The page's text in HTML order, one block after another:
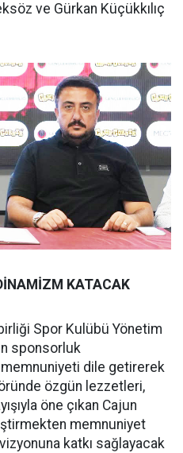
ve Gürkan Küçükkılıç
KATACAK
Spor Kulübü Yönetim
sponsorluk
memnuniyeti dile getirerek
özgün lezzetleri,
öne çıkan Cajun
memnuniyet
katkı sağlayacak